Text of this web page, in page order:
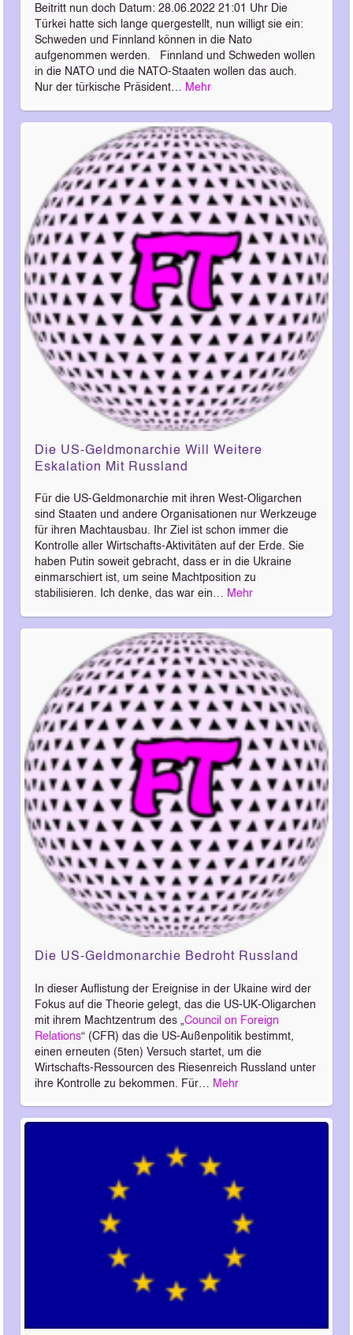
Beitritt nun doch Datum: 28.06.2022 21:01 Uhr Die
Türkei hatte sich lange quergestellt, nun willigt sie ein:
Schweden und Finnland können in die Nato
aufgenommen werden. Finnland und Schweden wollen
in die NATO und die NATO-Staaten wollen das auch.
Nur der türkische Präsident… Mehr
Die US-Geldmonarchie Will Weitere
Eskalation Mit Russland
Für die US-Geldmonarchie mit ihren West-Oligarchen
sind Staaten und andere Organisationen nur Werkzeuge
für ihren Machtausbau. Ihr Ziel ist schon immer die
Kontrolle aller Wirtschafts-Aktivitäten auf der Erde. Sie
haben Putin soweit gebracht, dass er in die Ukraine
einmarschiert ist, um seine Machtposition zu
stabilisieren. Ich denke, das war ein… Mehr
Die US-Geldmonarchie Bedroht Russland
In dieser Auflistung der Ereignise in der Ukaine wird der
Fokus auf die Theorie gelegt, das die US-UK-Oligarchen
mit ihrem Machtzentrum des „Council on Foreign
Relations“ (CFR) das die US-Außenpolitik bestimmt,
einen erneuten (5ten) Versuch startet, um die
Wirtschafts-Ressourcen des Riesenreich Russland unter
ihre Kontrolle zu bekommen. Für… Mehr